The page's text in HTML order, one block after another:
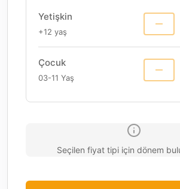
Yetişkin
+12 yaş
Çocuk
03-11 Yaş
Seçilen fiyat tipi için dönem